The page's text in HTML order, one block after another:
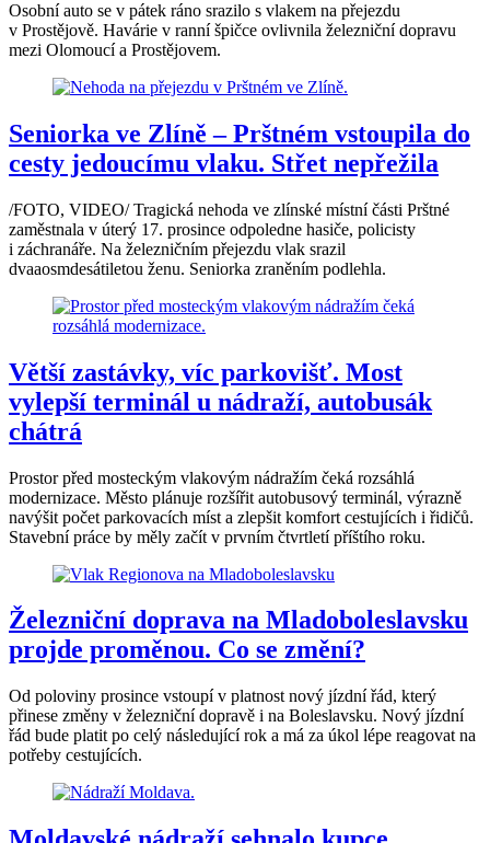
Osobní auto se v pátek ráno srazilo s vlakem na přejezdu
v Prostějově. Havárie v ranní špičce ovlivnila železniční dopravu
mezi Olomoucí a Prostějovem.
Seniorka ve Zlíně – Prštném vstoupila do
cesty jedoucímu vlaku. Střet nepřežila
/FOTO, VIDEO/ Tragická nehoda ve zlínské místní části Prštné
zaměstnala v úterý 17. prosince odpoledne hasiče, policisty
i záchranáře. Na železničním přejezdu vlak srazil
dvaaosmdesátiletou ženu. Seniorka zraněním podlehla.
Větší zastávky, víc parkovišť. Most
vylepší terminál u nádraží, autobusák
chátrá
Prostor před mosteckým vlakovým nádražím čeká rozsáhlá
modernizace. Město plánuje rozšířit autobusový terminál, výrazně
navýšit počet parkovacích míst a zlepšit komfort cestujících i řidičů.
Stavební práce by měly začít v prvním čtvrtletí příštího roku.
Železniční doprava na Mladoboleslavsku
projde proměnou. Co se změní?
Od poloviny prosince vstoupí v platnost nový jízdní řád, který
přinese změny v železniční dopravě i na Boleslavsku. Nový jízdní
řád bude platit po celý následující rok a má za úkol lépe reagovat na
potřeby cestujících.